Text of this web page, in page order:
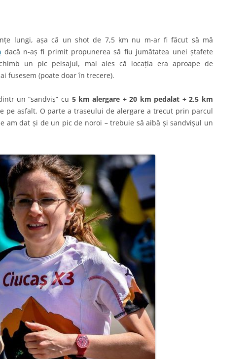
lungi, așa că un shot de 7,5 km nu m-ar fi făcut să mă
dacă n-aș fi primit propunerea să fiu jumătatea unei ștafete
un pic peisajul, mai ales că locația era aproape de
fusesem (poate doar în trecere).
un “sandviș” cu 5 km alergare + 20 km pedalat + 2,5 km
pe asfalt. O parte a traseului de alergare a trecut prin parcul
am dat și de un pic de noroi – trebuie să aibă și sandvișul un